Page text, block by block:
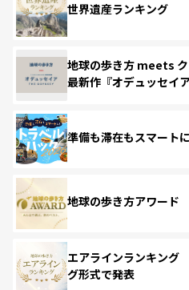
世界遺産ランキング
地球の歩き方 meets
最新作『オデュッセイア
準備も滞在もスマート
地球の歩き方アワード
エアラインランキング
グ形式で発表